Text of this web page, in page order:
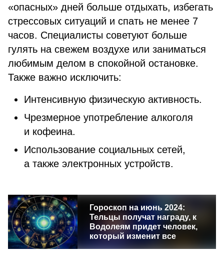
«опасных» дней больше отдыхать, избегать
стрессовых ситуаций и спать не менее 7
часов. Специалисты советуют больше
гулять на свежем воздухе или заниматься
любимым делом в спокойной остановке.
Также важно исключить:
Интенсивную физическую активность.
Чрезмерное употребление алкоголя
и кофеина.
Использование социальных сетей,
а также электронных устройств.
Гороскоп на июнь 2024:
Тельцы получат награду, к
Водолеям придет человек,
который изменит все